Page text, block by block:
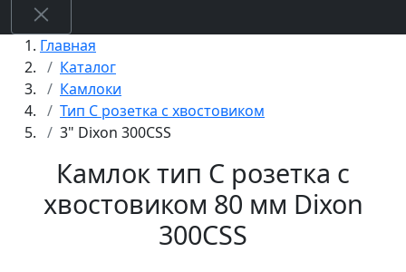
Главная
Каталог
Камлоки
Тип С розетка с хвостовиком
3" Dixon 300CSS
Камлок тип C розетка с
хвостовиком 80 мм Dixon
300CSS